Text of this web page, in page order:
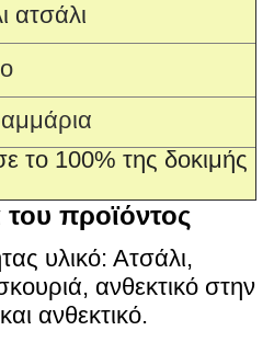
ατσάλι
το 100% της δοκιμής
του προϊόντος
υλικό: Ατσάλι,
ανθεκτικό στην
ανθεκτικό.